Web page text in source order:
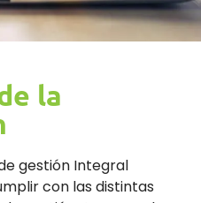
la
gestión Integral
con las distintas